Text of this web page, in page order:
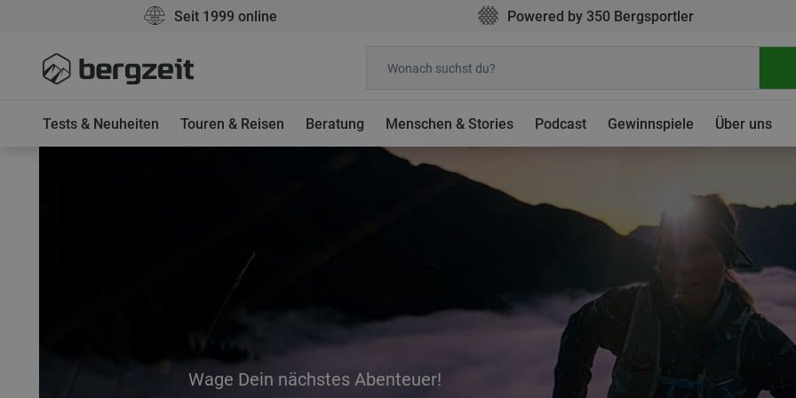
Seit 1999 online Powered by 350 Bergsportler
Tests & Neuheiten Touren & Reisen Beratung Menschen & Stories Podcast Gewinnspiele Über uns
Wage Dein nächstes Abenteuer!